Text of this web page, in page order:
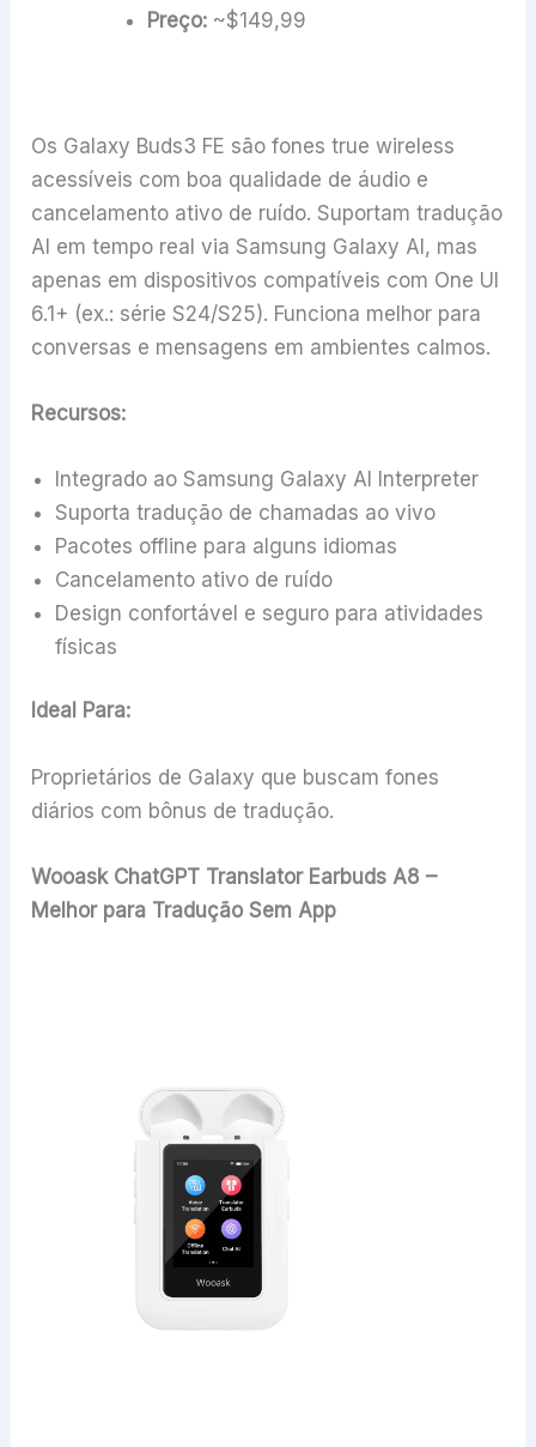
Preço:~$149,99
Os Galaxy Buds3 FE são fones true wireless
acessíveis com boa qualidade de áudio e
cancelamento ativo de ruído. Suportam tradução
AI em tempo real via Samsung Galaxy AI, mas
apenas em dispositivos compatíveis com One UI
6.1+ (ex.: série S24/S25). Funciona melhor para
conversas e mensagens em ambientes calmos.
Recursos:
Integrado ao Samsung Galaxy AI Interpreter
Suporta tradução de chamadas ao vivo
Pacotes offline para alguns idiomas
Cancelamento ativo de ruído
Design confortável e seguro para atividades
físicas
Ideal Para:
Proprietários de Galaxy que buscam fones
diários com bônus de tradução.
Wooask ChatGPT Translator Earbuds A8 –
Melhor para Tradução Sem App